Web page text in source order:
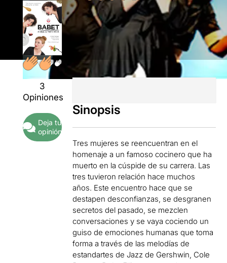
3
Opiniones
Deja tu
opinión
Sinopsis
Tres mujeres se reencuentran en el
homenaje a un famoso cocinero que ha
muerto en la cúspide de su carrera. Las
tres tuvieron relación hace muchos
años. Este encuentro hace que se
destapen desconfianzas, se desgranen
secretos del pasado, se mezclen
conversaciones y se vaya cociendo un
guiso de emociones humanas que toma
forma a través de las melodías de
estandartes de Jazz de Gershwin, Cole